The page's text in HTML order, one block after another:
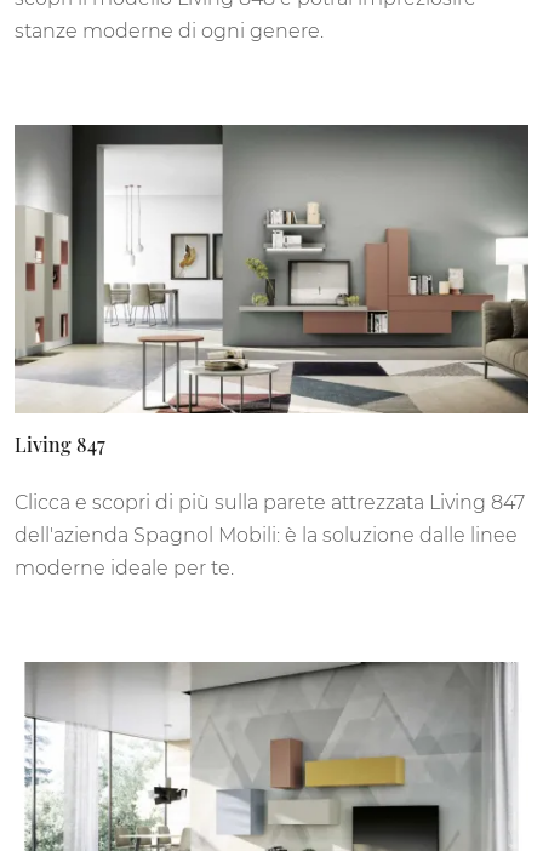
stanze moderne di ogni genere.
Living 847
Clicca e scopri di più sulla parete attrezzata Living 847
dell'azienda Spagnol Mobili: è la soluzione dalle linee
moderne ideale per te.